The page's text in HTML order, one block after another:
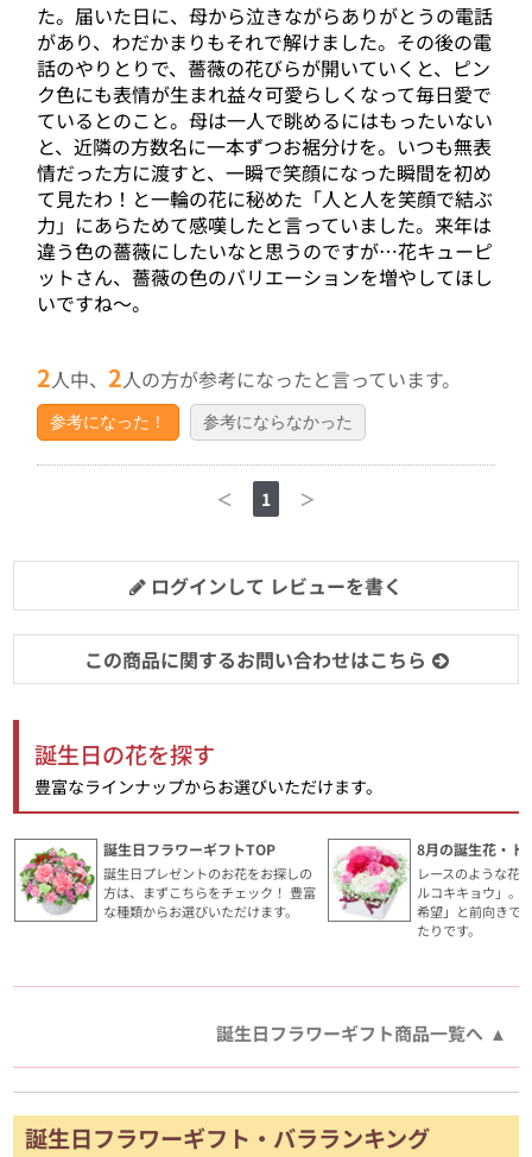
た。届いた日に、母から泣きながらありがとうの電話
があり、わだかまりもそれで解けました。その後の電
話のやりとりで、薔薇の花びらが開いていくと、ピン
ク色にも表情が生まれ益々可愛らしくなって毎日愛で
ているとのこと。母は一人で眺めるにはもったいない
と、近隣の方数名に一本ずつお裾分けを。いつも無表
情だった方に渡すと、一瞬で笑顔になった瞬間を初め
て見たわ！と一輪の花に秘めた「人と人を笑顔で結ぶ
力」にあらためて感嘆したと言っていました。来年は
違う色の薔薇にしたいなと思うのですが…花キューピ
ットさん、薔薇の色のバリエーションを増やしてほし
いですね〜。
2人中、 2人の方が参考になったと言っています。
参考になった！ 参考にならなかった
＜ 1 ＞
ログインして レビューを書く
この商品に関するお問い合わせはこちら
誕生日の花を探す
豊富なラインナップからお選びいただけます。
誕生日フラワーギフトTOP
誕生日プレゼントのお花をお探しの
方は、まずこちらをチェック！ 豊富
な種類からお選びいただけます。
8月の誕生花・ト
レースのような花
ルコキキョウ」。
希望」と前向きで
たりです。
誕生日フラワーギフト商品一覧へ
誕生日フラワーギフト・バラランキング